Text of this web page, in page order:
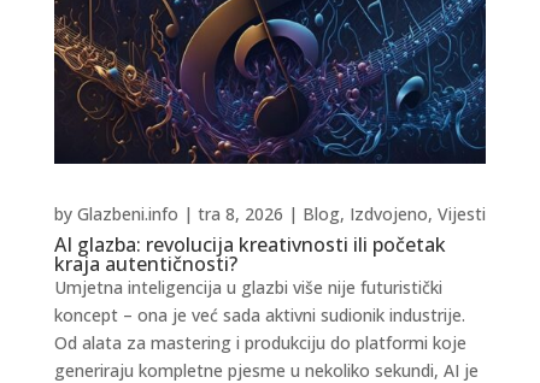
AI glazba: revolucija kreativnosti ili početak
kraja autentičnosti?
by Glazbeni.info | tra 8, 2026 | Blog, Izdvojeno, Vijesti
Umjetna inteligencija u glazbi više nije futuristički
koncept – ona je već sada aktivni sudionik industrije.
Od alata za mastering i produkciju do platformi koje
generiraju kompletne pjesme u nekoliko sekundi, AI je